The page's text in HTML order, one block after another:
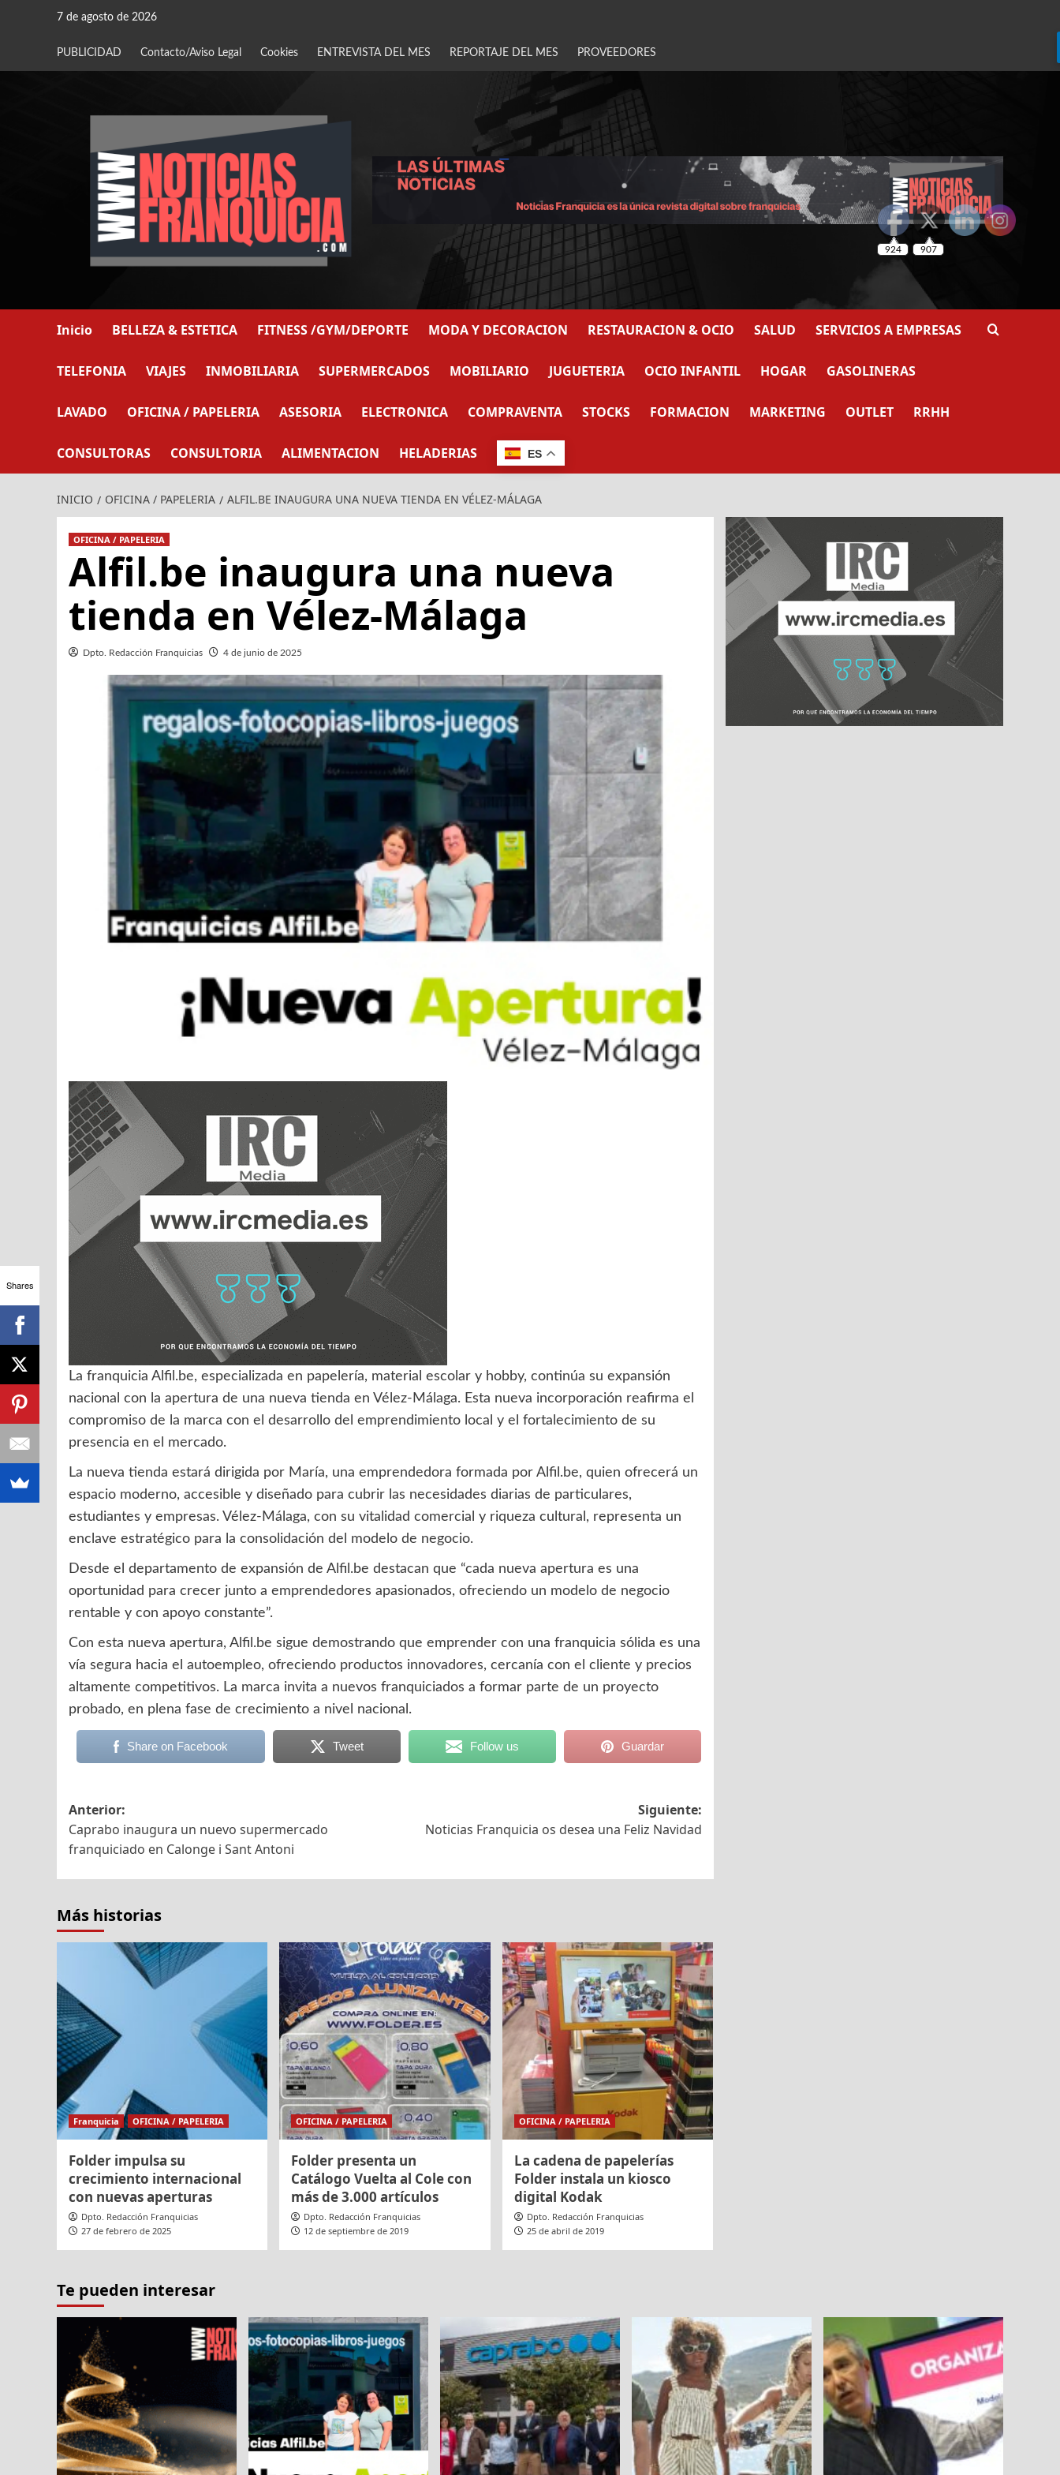
7 de agosto de 2026
PUBLICIDAD Contacto/Aviso Legal Cookies ENTREVISTA DEL MES REPORTAJE DEL MES PROVEEDORES
Inicio BELLEZA & ESTETICA FITNESS /GYM/DEPORTE MODA Y DECORACION RESTAURACION & OCIO SALUD SERVICIOS A EMPRESAS
TELEFONIA VIAJES INMOBILIARIA SUPERMERCADOS MOBILIARIO JUGUETERIA OCIO INFANTIL HOGAR GASOLINERAS
LAVADO OFICINA / PAPELERIA ASESORIA ELECTRONICA COMPRAVENTA STOCKS FORMACION MARKETING OUTLET RRHH
CONSULTORAS CONSULTORIA ALIMENTACION HELADERIAS ES
INICIO OFICINA / PAPELERIA ALFIL.BE INAUGURA UNA NUEVA TIENDA EN VÉLEZ-MÁLAGA
OFICINA / PAPELERIA
Alfil.be inaugura una nueva
tienda en Vélez-Málaga
Dpto. Redacción Franquicias 4 de junio de 2025
La franquicia Alfil.be, especializada en papelería, material escolar y hobby, continúa su expansión
nacional con la apertura de una nueva tienda en Vélez-Málaga. Esta nueva incorporación reafirma el
compromiso de la marca con el desarrollo del emprendimiento local y el fortalecimiento de su
presencia en el mercado.
La nueva tienda estará dirigida por María, una emprendedora formada por Alfil.be, quien ofrecerá un
espacio moderno, accesible y diseñado para cubrir las necesidades diarias de particulares,
estudiantes y empresas. Vélez-Málaga, con su vitalidad comercial y riqueza cultural, representa un
enclave estratégico para la consolidación del modelo de negocio.
Desde el departamento de expansión de Alfil.be destacan que “cada nueva apertura es una
oportunidad para crecer junto a emprendedores apasionados, ofreciendo un modelo de negocio
rentable y con apoyo constante”.
Con esta nueva apertura, Alfil.be sigue demostrando que emprender con una franquicia sólida es una
vía segura hacia el autoempleo, ofreciendo productos innovadores, cercanía con el cliente y precios
altamente competitivos. La marca invita a nuevos franquiciados a formar parte de un proyecto
probado, en plena fase de crecimiento a nivel nacional.
Share on Facebook Tweet Follow us Guardar
Navegación
de
entradas
Anterior:
Caprabo inaugura un nuevo supermercado
franquiciado en Calonge i Sant Antoni
Siguiente:
Noticias Franquicia os desea una Feliz Navidad
Más historias
Franquicia OFICINA / PAPELERIA
Folder impulsa su
crecimiento internacional
con nuevas aperturas
Dpto. Redacción Franquicias
27 de febrero de 2025
OFICINA / PAPELERIA
Folder presenta un
Catálogo Vuelta al Cole con
más de 3.000 artículos
Dpto. Redacción Franquicias
12 de septiembre de 2019
OFICINA / PAPELERIA
La cadena de papelerías
Folder instala un kiosco
digital Kodak
Dpto. Redacción Franquicias
25 de abril de 2019
Te pueden interesar
Shares